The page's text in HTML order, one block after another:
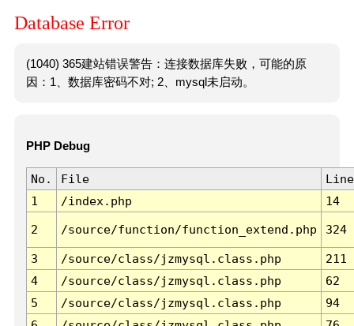
Database Error
(1040) 365建站错误警告：连接数据库失败，可能的原
因：1、数据库密码不对; 2、mysql未启动。
PHP Debug
No. File
Line
1
/index.php 14
2 /source/function/function_extend.php 324
3 /source/class/jzmysql.class.php
211
4
/source/class/jzmysql.class.php
62
5
/source/class/jzmysql.class.php
94